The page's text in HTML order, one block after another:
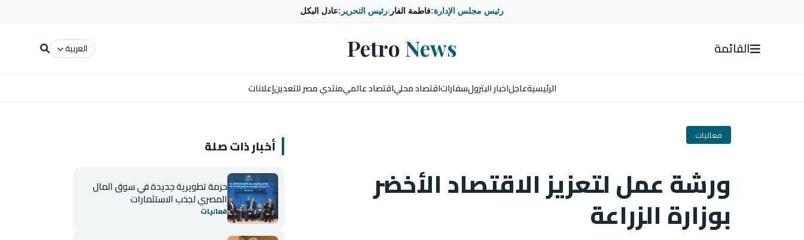
رئيس مجلس الإدارة:فاطمة الفار رئيس التحرير:عادل البكل
القائمة Petro News العربية
الرئيسيةعاجلاخبار البترولسفاراتاقتصاد محلياقتصاد عالميمنتدي مصر للتعدينإعلانات
فعاليات
ورشة عمل لتعزيز الاقتصاد الأخضر
بوزارة الزراعة
أخبار ذات صلة
حزمة تطويرية جديدة في سوق المال
المصري لجذب الاستثمارات
فعاليات